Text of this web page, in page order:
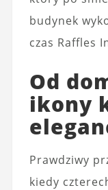
budynek
czas Raffles
Od
ikony
Prawdziwy
kiedy